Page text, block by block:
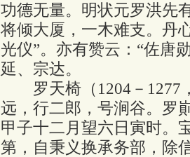
功德无量。明状元罗洪先
将倾大厦，一木难支。丹
光仪”。亦有赞云：“佐唐
延、宗达。
罗天椅（1204－1277
远，行二郎，号涧谷。罗
甲子十二月望六日寅时。
第，自秉义换承务部，除